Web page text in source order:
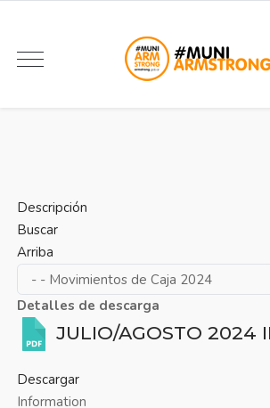
Descripción
Buscar
Arriba
Detalles de descarga
JULIO/AGOSTO 2024
Descargar
Information